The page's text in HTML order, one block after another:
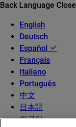
Back Language Close
English
Deutsch
Español
Français
Italiano
Português
中文
日本語
한국어